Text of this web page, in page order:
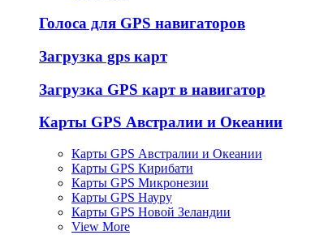
Голоса для GPS навигаторов
Загрузка gps карт
Загрузка GPS карт в навигатор
Карты GPS Австралии и Океании
Карты GPS Австралии и Океании
Карты GPS Кирибати
Карты GPS Микронезии
Карты GPS Науру
Карты GPS Новой Зеландии
View More